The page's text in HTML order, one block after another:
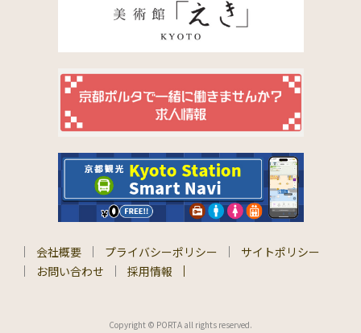
会社概要 プライバシーポリシー
サイトポリシー
お問い合わせ
採用情報
Copyright © PORTA all rights reserved.